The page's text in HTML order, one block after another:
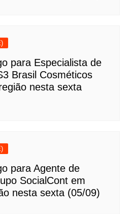
para Especialista de
Brasil Cosméticos
nesta sexta
para Agente de
SocialCont em
nesta sexta (05/09)